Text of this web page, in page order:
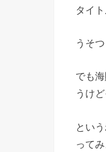
タイ
うそ
でも
うけ
とい
って